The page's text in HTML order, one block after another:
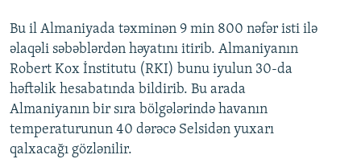
Bu il Almaniyada təxminən 9 min 800 nəfər isti ilə
əlaqəli səbəblərdən həyatını itirib. Almaniyanın
Robert Kox İnstitutu (RKI) bunu iyulun 30-da
həftəlik hesabatında bildirib. Bu arada
Almaniyanın bir sıra bölgələrində havanın
temperaturunun 40 dərəcə Selsidən yuxarı
qalxacağı gözlənilir.